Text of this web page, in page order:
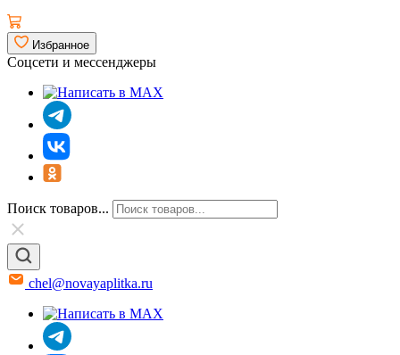
Избранное
Соцсети и мессенджеры
Поиск товаров...
chel@novayaplitka.ru